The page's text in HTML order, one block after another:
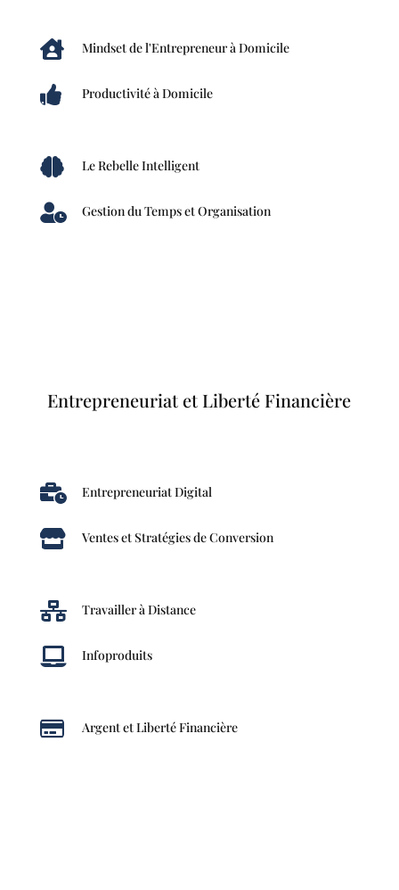
 Mindset de l'Entrepreneur à Domicile
 Productivité à Domicile
 Le Rebelle Intelligent
 Gestion du Temps et Organisation
Entrepreneuriat et Liberté Financière
 Entrepreneuriat Digital
 Ventes et Stratégies de Conversion
 Travailler à Distance
 Infoproduits
 Argent et Liberté Financière